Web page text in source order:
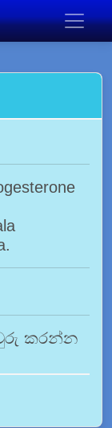
කරන්න